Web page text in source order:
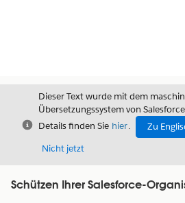
Schließen
Dieser Text wurde mit dem
Übersetzungssystem von
Details finden Sie hier.
Zu
Nicht jetzt
Schützen Ihrer Salesforce-
Inhalt anzeigen
Inhalt